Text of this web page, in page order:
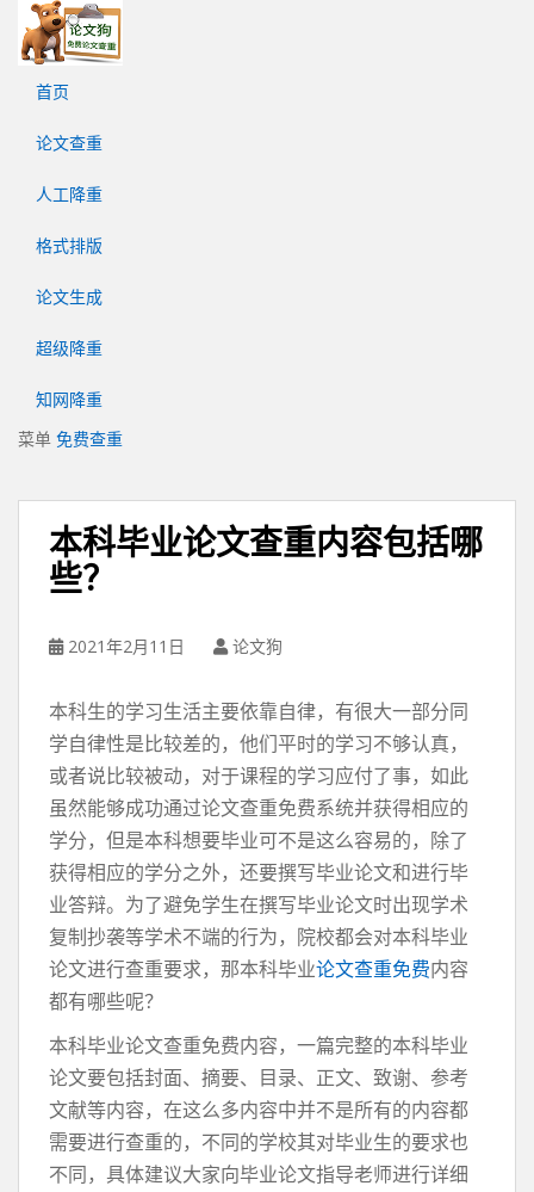
首页
论文查重
人工降重
格式排版
论文生成
超级降重
知网降重
菜单 免费查重
本科毕业论文查重内容包括哪
些？
2021年2月11日 论文狗
本科生的学习生活主要依靠自律，有很大一部分同
学自律性是比较差的，他们平时的学习不够认真，
或者说比较被动，对于课程的学习应付了事，如此
虽然能够成功通过论文查重免费系统并获得相应的
学分，但是本科想要毕业可不是这么容易的，除了
获得相应的学分之外，还要撰写毕业论文和进行毕
业答辩。为了避免学生在撰写毕业论文时出现学术
复制抄袭等学术不端的行为，院校都会对本科毕业
论文进行查重要求，那本科毕业论文查重免费内容
都有哪些呢？
本科毕业论文查重免费内容，一篇完整的本科毕业
论文要包括封面、摘要、目录、正文、致谢、参考
文献等内容，在这么多内容中并不是所有的内容都
需要进行查重的，不同的学校其对毕业生的要求也
不同，具体建议大家向毕业论文指导老师进行详细